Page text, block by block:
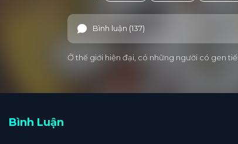
Bình luận (137)
Ở thế giới hiện đại, có những người có gen
Bình Luận